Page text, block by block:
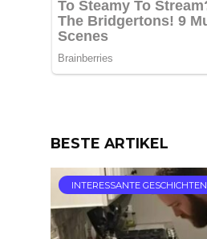
BESTE ARTIKEL
INTERESSANTE GESCHICHTEN